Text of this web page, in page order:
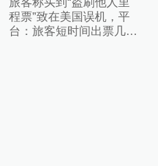
程票”致在美国误机，平
台：旅客短时间出票几十